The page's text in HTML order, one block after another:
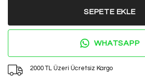
SEPETE EKLE
WHATSAPP
2000 TL Üzeri Ücretsiz Kargo